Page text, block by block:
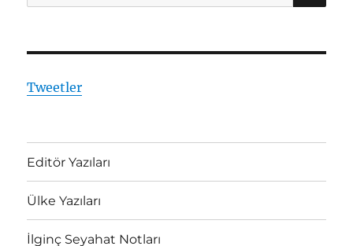
Tweetler
Editör Yazıları
Ülke Yazıları
İlginç Seyahat Notları